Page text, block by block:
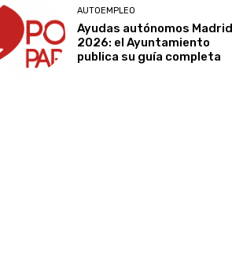
AUTOEMPLEO
Ayudas autónomos Madrid
2026: el Ayuntamiento
publica su guía completa